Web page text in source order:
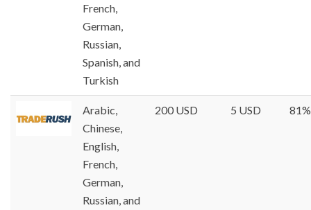
French,
German,
Russian,
Spanish, and
Turkish
Arabic,
Chinese,
English,
French,
German,
Russian, and
200 USD 5 USD 81%